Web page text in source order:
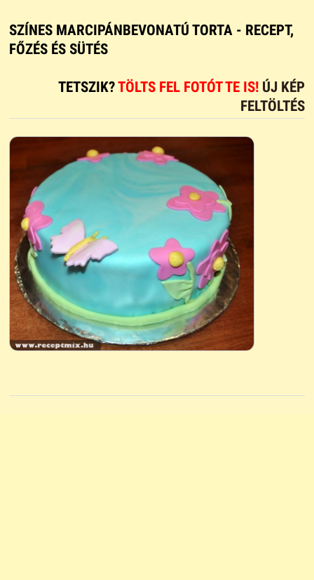
SZÍNES MARCIPÁNBEVONATÚ TORTA - RECEPT,
FŐZÉS ÉS SÜTÉS
TETSZIK?TÖLTS FEL FOTÓT TE IS! ÚJ KÉP
FELTÖLTÉS